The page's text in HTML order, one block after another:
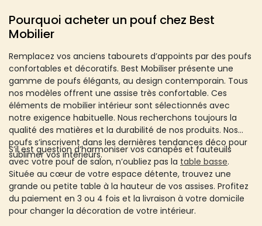
Pourquoi acheter un pouf chez Best
Mobilier
Remplacez vos anciens tabourets d’appoints par des poufs
confortables et décoratifs. Best Mobiliser présente une
gamme de poufs élégants, au design contemporain. Tous
nos modèles offrent une assise très confortable. Ces
éléments de mobilier intérieur sont sélectionnés avec
notre exigence habituelle. Nous recherchons toujours la
qualité des matières et la durabilité de nos produits. Nos
poufs s’inscrivent dans les dernières tendances déco pour
sublimer vos intérieurs.
S’il est question d’harmoniser vos canapés et fauteuils
avec votre pouf de salon, n’oubliez pas la table basse.
Située au cœur de votre espace détente, trouvez une
grande ou petite table à la hauteur de vos assises. Profitez
du paiement en 3 ou 4 fois et la livraison à votre domicile
pour changer la décoration de votre intérieur.